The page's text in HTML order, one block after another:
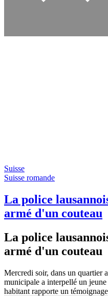
Suisse
Suisse romande
La police
armé d'un couteau
La police
armé d'un couteau
Mercredi soir, dans un quartier
municipale a interpellé un
habitant rapporte un